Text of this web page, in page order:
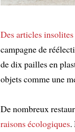
Des articles insolites
campagne de
de dix pailles en
objets comme une
De nombreux
raisons écologiques.